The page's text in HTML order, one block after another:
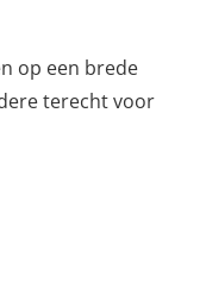
op een brede
terecht voor